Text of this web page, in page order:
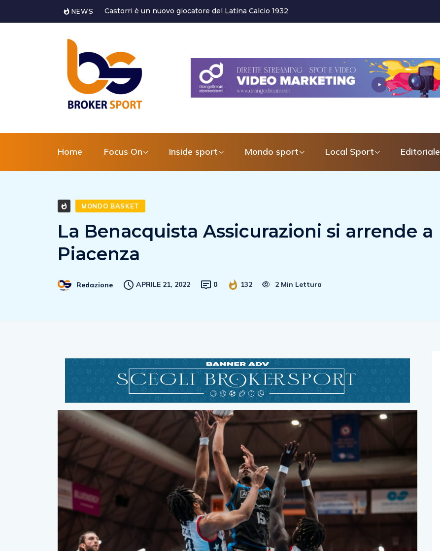
NEWS Marco Ghirotto è il nuovo Coordinatore dell’Area tecnica del settore g...
Home Focus On Inside sport Mondo sport Local Sport Editoriale
MONDO BASKET
La Benacquista Assicurazioni si arrende a
Piacenza
Redazione APRILE 21, 2022 0 132 2 Min Lettura